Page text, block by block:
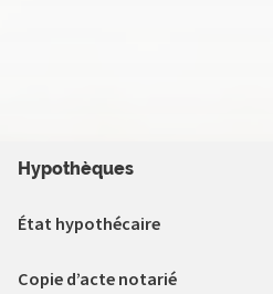
Hypothèques
État hypothécaire
Copie d’acte notarié